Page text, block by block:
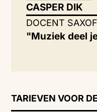
CASPER DIK
DOCENT
"Muziek deel
TARIEVEN VOOR